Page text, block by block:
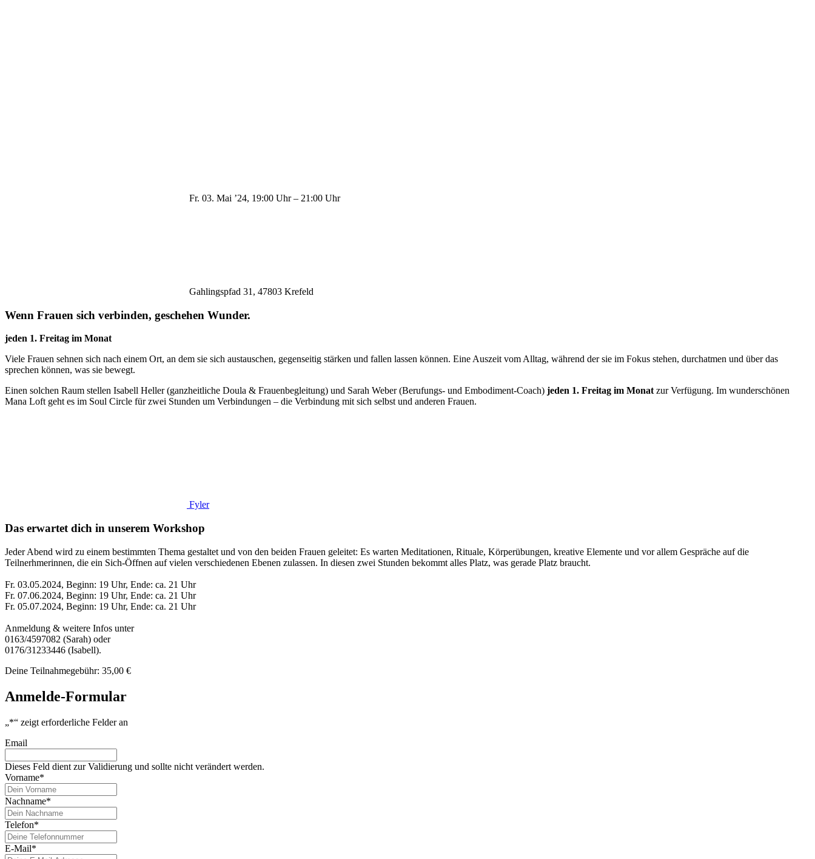
Fr. 03. Mai ’24, 19:00 Uhr – 21:00 Uhr
Gahlingspfad 31, 47803 Krefeld
Wenn Frauen sich verbinden, geschehen Wunder.
jeden 1. Freitag im Monat
Viele Frauen sehnen sich nach einem Ort, an dem sie sich austauschen, gegenseitig stärken und fallen lassen können. Eine Auszeit vom Alltag, während der sie im Fokus stehen, durchatmen und über das
sprechen können, was sie bewegt.
Einen solchen Raum stellen Isabell Heller (ganzheitliche Doula & Frauenbegleitung) und Sarah Weber (Berufungs- und Embodiment-Coach) jeden 1. Freitag im Monat zur Verfügung. Im wunderschönen
Mana Loft geht es im Soul Circle für zwei Stunden um Verbindungen – die Verbindung mit sich selbst und anderen Frauen.
Fyler
Das erwartet dich in unserem Workshop
Jeder Abend wird zu einem bestimmten Thema gestaltet und von den beiden Frauen geleitet: Es warten Meditationen, Rituale, Körperübungen, kreative Elemente und vor allem Gespräche auf die
Teilnerhmerinnen, die ein Sich-Öffnen auf vielen verschiedenen Ebenen zulassen. In diesen zwei Stunden bekommt alles Platz, was gerade Platz braucht.
Fr. 03.05.2024, Beginn: 19 Uhr, Ende: ca. 21 Uhr
Fr. 07.06.2024, Beginn: 19 Uhr, Ende: ca. 21 Uhr
Fr. 05.07.2024, Beginn: 19 Uhr, Ende: ca. 21 Uhr
Anmeldung & weitere Infos unter
0163/4597082 (Sarah) oder
0176/31233446 (Isabell).
Deine Teilnahmegebühr: 35,00 €
Anmelde-Formular
„*“ zeigt erforderliche Felder an
Email
Dieses Feld dient zur Validierung und sollte nicht verändert werden.
Vorname*
Nachname*
Telefon*
E-Mail*